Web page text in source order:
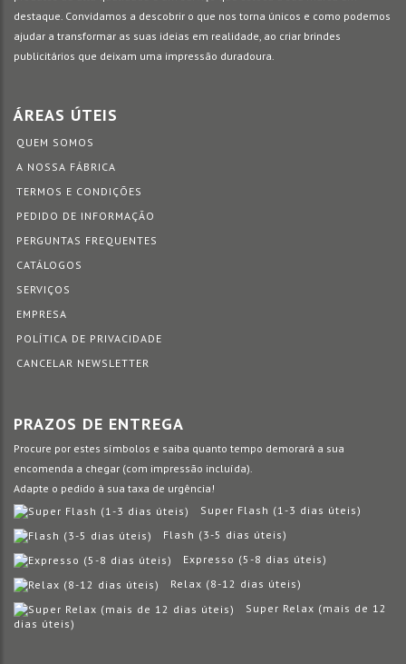
destaque. Convidamos a descobrir o que nos torna únicos e como podemos
ajudar a transformar as suas ideias em realidade, ao criar brindes
publicitários que deixam uma impressão duradoura.
ÁREAS ÚTEIS
QUEM SOMOS
A NOSSA FÁBRICA
TERMOS E CONDIÇÕES
PEDIDO DE INFORMAÇÃO
PERGUNTAS FREQUENTES
CATÁLOGOS
SERVIÇOS
EMPRESA
POLÍTICA DE PRIVACIDADE
CANCELAR NEWSLETTER
PRAZOS DE ENTREGA
Procure por estes símbolos e saiba quanto tempo demorará a sua
encomenda a chegar (com impressão incluída).
Adapte o pedido à sua taxa de urgência!
Super Flash (1-3 dias úteis)
Flash (3-5 dias úteis)
Expresso (5-8 dias úteis)
Relax (8-12 dias úteis)
Super Relax (mais de 12
dias úteis)